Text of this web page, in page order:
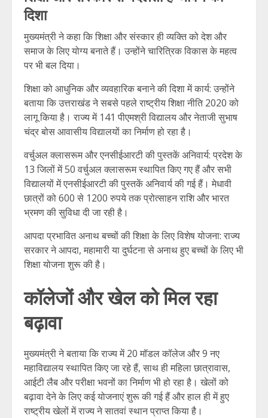
दिशा
मुख्यमंत्री ने कहा कि शिक्षा और संस्कार ही व्यक्ति को देश और
समाज के लिए योग्य बनाते हैं। उन्होंने चारित्रिक विकास के महत्व
पर भी बल दिया।
शिक्षा को आधुनिक और व्यवहारिक बनाने की दिशा में कार्य: उन्होंने
बताया कि उत्तराखंड ने सबसे पहले राष्ट्रीय शिक्षा नीति 2020 को
लागू किया है। राज्य में 141 पीएमश्री विद्यालय और नेताजी सुभाष
चंद्र बोस आवासीय विद्यालयों का निर्माण हो रहा है।
वर्चुअल क्लासरूम और एनसीईआरटी की पुस्तकें अनिवार्य: प्रदेश के
13 जिलों में 50 वर्चुअल क्लासरूम स्थापित किए गए हैं और सभी
विद्यालयों में एनसीईआरटी की पुस्तकें अनिवार्य की गई हैं। मेधावी
छात्रों को 600 से 1200 रुपये तक प्रोत्साहन राशि और भारत
भ्रमण की सुविधा दी जा रही है।
आपदा प्रभावित अनाथ बच्चों की शिक्षा के लिए विशेष योजना: राज्य
सरकार ने आपदा, महामारी या दुर्घटना से अनाथ हुए बच्चों के लिए भी
शिक्षा योजना शुरू की है।
कॉलेजों और खेल को मिल रहा
बढ़ावा
मुख्यमंत्री ने बताया कि राज्य में 20 मॉडल कॉलेज और 9 नए
महाविद्यालय स्थापित किए जा रहे हैं, साथ ही महिला छात्रावास,
आईटी लैब और परीक्षा भवनों का निर्माण भी हो रहा है। खेलों को
बढ़ावा देने के लिए कई योजनाएं शुरू की गई हैं और हाल ही में हुए
राष्ट्रीय खेलों में राज्य ने सातवां स्थान प्राप्त किया है।